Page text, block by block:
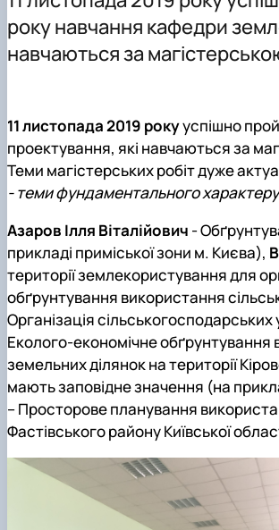
Культурно-виховна робота
Навчальні лабораторії
Практичне навчання
Орієнтовна тематика
Графік проведення консультацій
року навчання кафедри
навчаються за
11 листопада 2019 рокууспішно
проектування, які навчаються за
Теми магістерських робіт дуже
- теми фундаментального
Азаров Ілля Віталійович -
прикладі приміської зони м. Києва),
території землекористування для
обґрунтування використання
Організація
Еколого-економічне обґрунтування
земельних ділянок на території
мають заповідне значення (на
– Просторове планування
Фастівського району Київської